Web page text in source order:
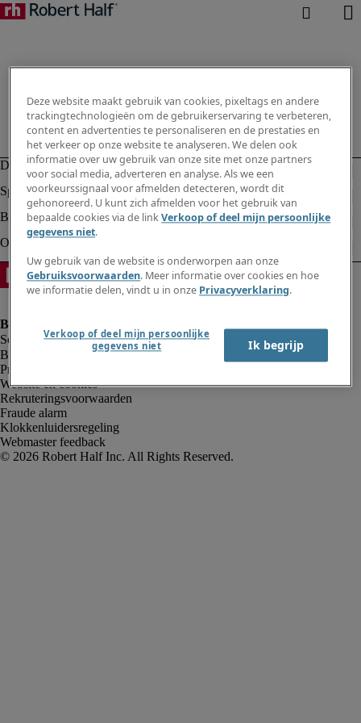
Bedrijfsinformatie
Privacyverklaring
Website en cookies
Rekruteringsvoorwaarden
Fraude alarm
Klokkenluidersregeling
Webmaster feedback
Deze website maakt gebruik van cookies, pixeltags en andere
trackingtechnologieën om de gebruikerservaring te verbeteren,
content en advertenties te personaliseren en de prestaties en
het verkeer op onze website te analyseren. We delen ook
informatie over uw gebruik van onze site met onze partners
voor social media, adverteren en analyse. Als we een
voorkeurssignaal voor afmelden detecteren, wordt dit
gehonoreerd. U kunt zich afmelden voor het gebruik van
bepaalde cookies via de linkVerkoop of deel mijn persoonlijke
gegevens niet.
Uw gebruik van de website is onderworpen aan onze
Gebruiksvoorwaarden. Meer informatie over cookies en hoe
we informatie delen, vindt u in onze Privacyverklaring.
Verkoop of deel mijn persoonlijke
gegevens niet
Ik begrijp